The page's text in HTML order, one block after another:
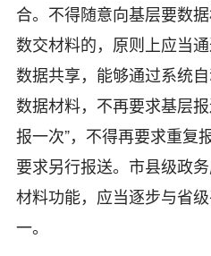
合。不得随意向基层要数
数交材料的，原则上应当
数据共享，能够通过系统
数据材料，不再要求基层
报一次”，不得再要求重复
要求另行报送。市县级政
材料功能，应当逐步与省
一。